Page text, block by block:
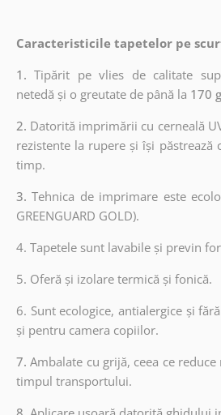
Caracteristicile tapetelor pe
1.Tipărit pe vlies de calitate
netedă și o greutate de până la 170
2. Datorită imprimării cu cerneală
rezistente la rupere și își
timp.
3.Tehnica de imprimare este
GREENGUARD GOLD).
4. Tapetele sunt lavabile și previn
5. Oferă și izolare termică și fonică.
6. Sunt ecologice, antialergice și
și pentru camera copiilor.
7.Ambalate cu grijă, ceea ce
timpul transportului.